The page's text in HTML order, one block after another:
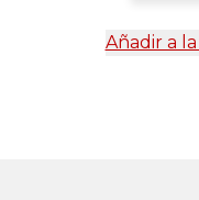
Añadir a